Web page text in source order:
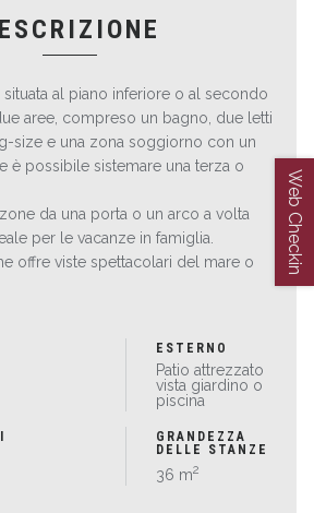
al piano inferiore o al secondo
aree, compreso un bagno, due letti
size e una zona soggiorno con un
è possibile sistemare una terza o
zone da una porta o un arco a volta
per le vacanze in famiglia.
offre viste spettacolari del mare o
ESTERNO
Patio attrezzato
vista giardino o
piscina
GRANDEZZA
DELLE STANZE
36 m2
Web Checkin